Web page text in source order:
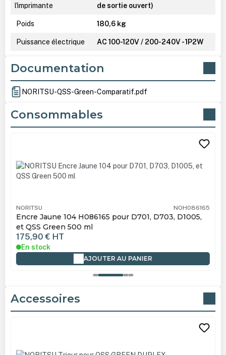
l'imprimante
de sortie ouvert)
Poids 180,6 kg
Puissance électrique AC 100-120V / 200-240V - 1P2W
Documentation
NORITSU-QSS-Green-Comparatif.pdf
Consommables
NORITSU NOH086165
Encre Jaune 104 H086165 pour D701, D703, D1005,
et QSS Green 500 ml
175,90 € HT
En stock
AJOUTER AU PANIER
Accessoires